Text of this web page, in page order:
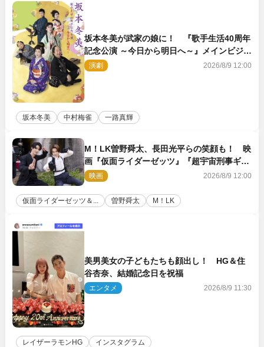
坂本冬美が武家の娘に！ 『歌手生活40周年
記念公演 ～今日から明日へ～』メインビジュ
アル公開
演劇 2026/8/9 12:00
坂本冬美 中村梅雀 一路真輝
M！LK曽野舜太、長田光平らの笑顔も！ 映
画『仮面ライダーゼッツ』『超宇宙刑事ギャ
バン インフィニティ』オフショット到着
映画 2026/8/9 12:00
仮面ライダーゼッツ＆... 曽野舜太 M！LK
美男美女の子どもたちも顔出し！ HG＆住
谷杏奈、結婚記念日を祝福
エンタメ 2026/8/9 11:30
レイザーラモンHG インスタグラム